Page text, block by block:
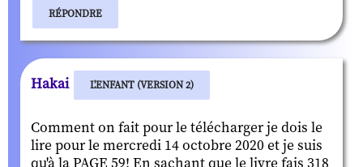
RÉPONDRE
Hakai L'ENFANT (VERSION 2)
Comment on fait pour le télécharger je dois le
lire pour le mercredi 14 octobre 2020 et je suis